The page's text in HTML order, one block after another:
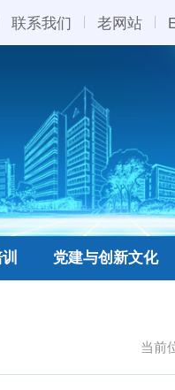
联系我们 老网站
党建与创新文化
当前